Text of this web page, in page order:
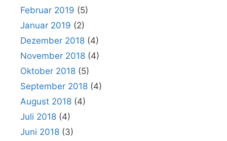
Februar 2019 (5)
Januar 2019 (2)
Dezember 2018 (4)
November 2018 (4)
Oktober 2018 (5)
September 2018 (4)
August 2018 (4)
Juli 2018 (4)
Juni 2018 (3)